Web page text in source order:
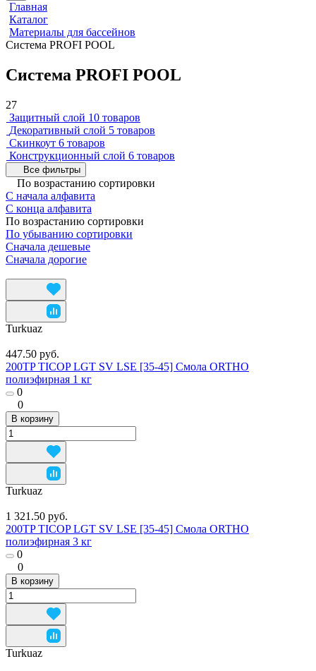
Главная
Каталог
Материалы для бассейнов
Система PROFI POOL
Система PROFI POOL
27
Защитный слой 10 товаров
Декоративный слой 5 товаров
Скинкоут 6 товаров
Конструкционный слой 6 товаров
Все фильтры
По возрастанию сортировки
С начала алфавита
С конца алфавита
По возрастанию сортировки
По убыванию сортировки
Сначала дешевые
Сначала дорогие
Turkuaz
447.50 руб.
200TP TICOP LGT SV LSE [35-45] Смола ORTHO
полиэфирная 1 кг
0
0
В корзину
Turkuaz
1 321.50 руб.
200TP TICOP LGT SV LSE [35-45] Смола ORTHO
полиэфирная 3 кг
0
0
В корзину
Turkuaz